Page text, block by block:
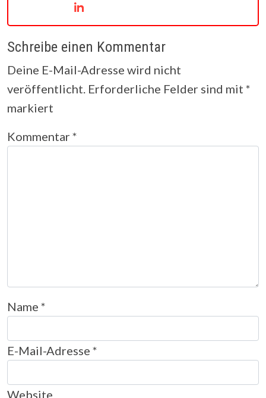
Schreibe einen Kommentar
Deine E-Mail-Adresse wird nicht
veröffentlicht. Erforderliche Felder sind mit *
markiert
Kommentar *
Name *
E-Mail-Adresse *
Website